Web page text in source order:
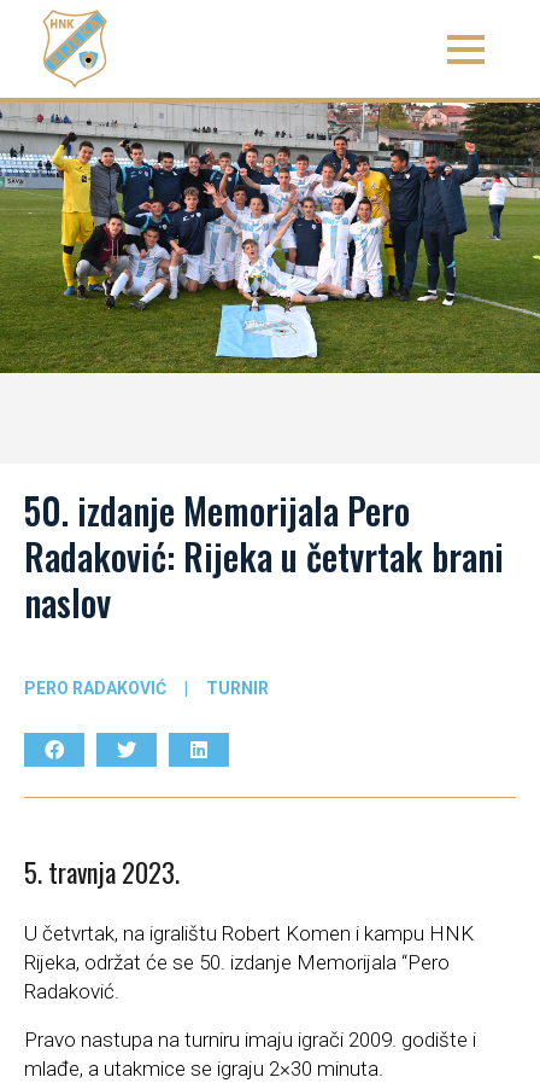
50. izdanje Memorijala Pero
Radaković: Rijeka u četvrtak brani
naslov
PERO RADAKOVIĆ | TURNIR
5. travnja 2023.
U četvrtak, na igralištu Robert Komen i kampu HNK
Rijeka, održat će se 50. izdanje Memorijala “Pero
Radaković.
Pravo nastupa na turniru imaju igrači 2009. godište i
mlađe, a utakmice se igraju 2×30 minuta.